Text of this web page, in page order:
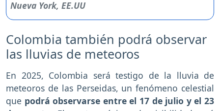
Colombia también podrá observar
las lluvias de meteoros
En 2025, Colombia será testigo de la lluvia de
meteoros de las Perseidas, un fenómeno celestial
que podrá observarse entre el 17 de julio y el 23